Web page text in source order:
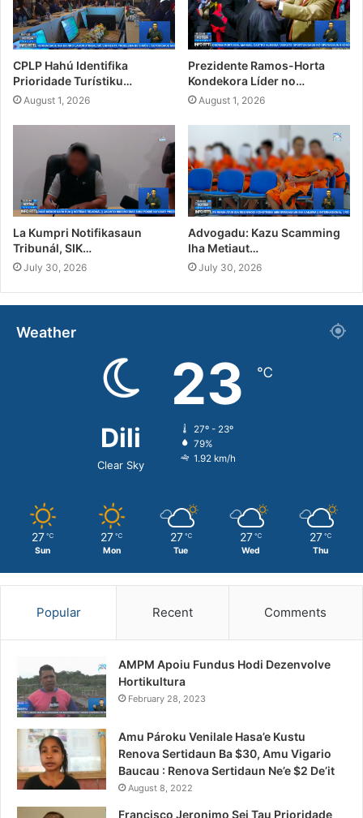
CPLP Hahú Identifika
Prioridade Turístiku…
August 1, 2026
Prezidente Ramos-Horta
Kondekora Líder no…
August 1, 2026
La Kumpri Notifikasaun
Tribunál, SIK…
July 30, 2026
Advogadu: Kazu Scamming
Iha Metiaut…
July 30, 2026
Weather
Dili
Clear Sky
23 ℃
27º - 23º
79%
1.92 km/h
27 ℃
Sun
27 ℃
Mon
27 ℃
Tue
27 ℃
Wed
27 ℃
Thu
Popular Recent Comments
AMPM Apoiu Fundus Hodi Dezenvolve
Hortikultura
February 28, 2023
Amu Pároku Venilale Hasa’e Kustu
Renova Sertidaun Ba $30, Amu Vigario
Baucau : Renova Sertidaun Ne’e $2 De’it
August 8, 2022
Francisco Jeronimo Sei Tau Prioridade